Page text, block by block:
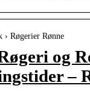
› Røgerier Rønne
og
–